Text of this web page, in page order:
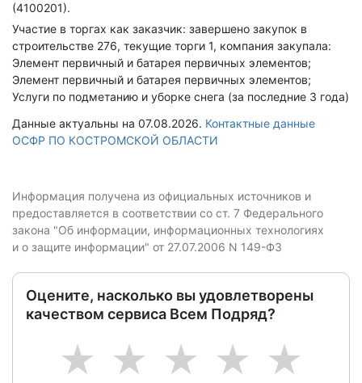
(4100201).
Участие в торгах как заказчик: завершено закупок в
строительстве 276, текущие торги 1, компания закупала:
Элемент первичный и батарея первичных элементов;
Элемент первичный и батарея первичных элементов;
Услуги по подметанию и уборке снега (за последние 3 года)
Данные актуальны на 07.08.2026. Контактные данные
ОСФР ПО КОСТРОМСКОЙ ОБЛАСТИ
Информация получена из официальных источников и
предоставляется в соответствии со ст. 7 Федерального
закона "Об информации, информационных технологиях
и о защите информации" от 27.07.2006 N 149-ФЗ
Оцените, насколько вы удовлетворены
качеством сервиса Всем Подряд?
5
4
3
2
1